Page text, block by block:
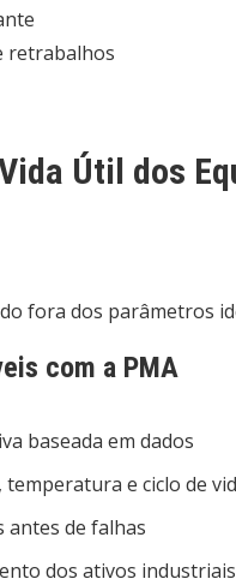
retrabalhos
Útil dos
fora dos parâmetros
com a PMA
baseada em dados
temperatura e ciclo de
antes de falhas
dos ativos industriais